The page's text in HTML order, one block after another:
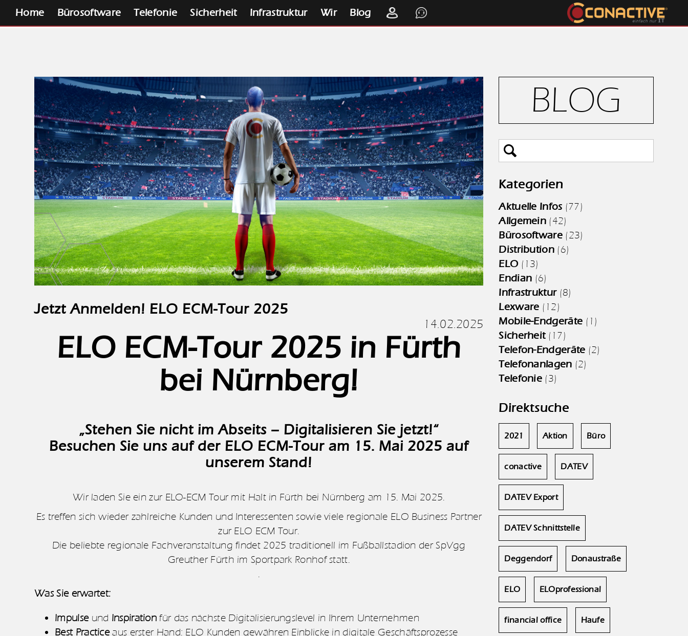
Home Bürosoftware Telefonie Sicherheit Infrastruktur Wir Blog K S
Jetzt Anmelden! ELO ECM-Tour 2025
14.02.2025
ELO ECM-Tour 2025 in Fürth
bei Nürnberg!
„Stehen Sie nicht im Abseits – Digitalisieren Sie jetzt!“
Besuchen Sie uns auf der ELO ECM-Tour am 15. Mai 2025 auf
unserem Stand!
Wir laden Sie ein zur ELO-ECM Tour mit Halt in Fürth bei Nürnberg am 15. Mai 2025.
Es treffen sich wieder zahlreiche Kunden und Interessenten sowie viele regionale ELO Business Partner
zur ELO ECM Tour.
Die beliebte regionale Fachveranstaltung findet 2025 traditionell im Fußballstadion der SpVgg
Greuther Fürth im Sportpark Ronhof statt.
.
Was Sie erwartet:
Impulse und Inspirationfür das nächste Digitalisierungslevel in Ihrem Unternehmen
Best Practiceaus erster Hand: ELO Kunden gewähren Einblicke in digitale Geschäftsprozesse
BLOG
Kategorien
Aktuelle Infos (77)
Allgemein (42)
Bürosoftware (23)
Distribution (6)
ELO (13)
Endian (6)
Infrastruktur(8)
Lexware (12)
Mobile-Endgeräte (1)
Sicherheit(17)
Telefon-Endgeräte (2)
Telefonanlagen (2)
Telefonie (3)
Direktsuche
2021 Aktion Büro
conactive DATEV
DATEV Export
DATEV Schnittstelle
Deggendorf Donaustraße
ELO ELOprofessional
financial office Haufe